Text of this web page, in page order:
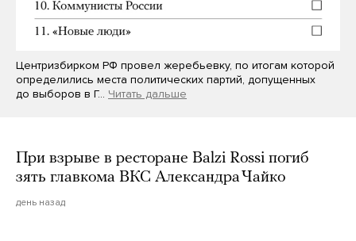
Центризбирком РФ провел жеребьевку, по итогам которой
определились места политических партий, допущенных
до выборов в Г… Читать дальше
При взрыве в ресторане Balzi Rossi погиб
зять главкома ВКС Александра Чайко
день назад